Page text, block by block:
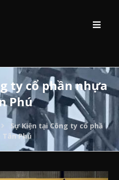
ty cổ phần nhựa
Phú
Sự Kiện tại Công ty cổ phầ
Phú